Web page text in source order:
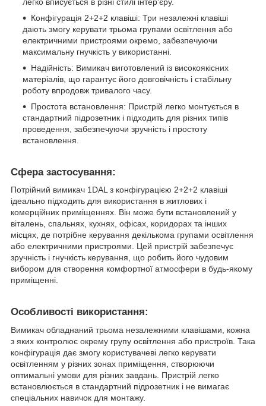
Конфігурація 2+2+2 клавіші: Три незалежні клавіші
дають змогу керувати трьома групами освітлення або
електричними пристроями окремо, забезпечуючи
максимальну гнучкість у використанні.
Надійність: Вимикач виготовлений із високоякісних
матеріалів, що гарантує його довговічність і стабільну
роботу впродовж тривалого часу.
Простота встановлення: Пристрій легко монтується в
стандартний підрозетник і підходить для різних типів
проведення, забезпечуючи зручність і простоту
встановлення.
Сфера застосування:
Потрійний вимикач 1DAL з конфігурацією 2+2+2 клавіші
ідеально підходить для використання в житлових і
комерційних приміщеннях. Він може бути встановлений у
віталень, спальнях, кухнях, офісах, коридорах та інших
місцях, де потрібне керування декількома групами освітлення
або електричними пристроями. Цей пристрій забезпечує
зручність і гнучкість керування, що робить його чудовим
вибором для створення комфортної атмосфери в будь-якому
приміщенні.
Особливості використання:
Вимикач обладнаний трьома незалежними клавішами, кожна
з яких контролює окрему групу освітлення або пристроїв. Така
конфігурація дає змогу користувачеві легко керувати
освітленням у різних зонах приміщення, створюючи
оптимальні умови для різних завдань. Пристрій легко
встановлюється в стандартний підрозетник і не вимагає
спеціальних навичок для монтажу.